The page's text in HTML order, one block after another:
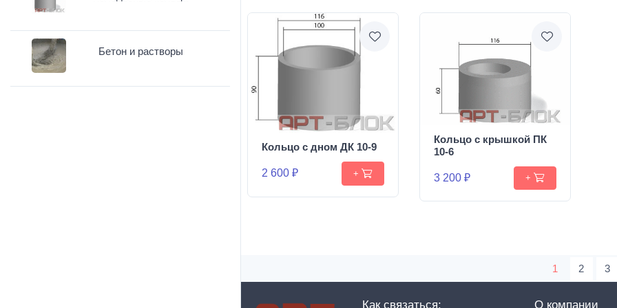
Кольцо с дном ДК 10-9
2 600 ₽ +
Кольцо с крышкой ПК
10-6
3 200 ₽ +
1 2 3
Бетон и растворы
Как связаться: О компании